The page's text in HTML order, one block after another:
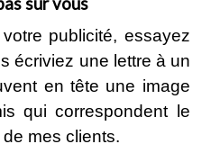
publicité, essayez
écriviez une lettre à un
en tête une image
qui correspondent le
mes clients.